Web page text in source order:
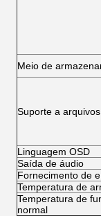
Meio de
Suporte a
Linguagem OSD
Saída de áudio
Fornecimento de
Temperatura de
Temperatura de
normal